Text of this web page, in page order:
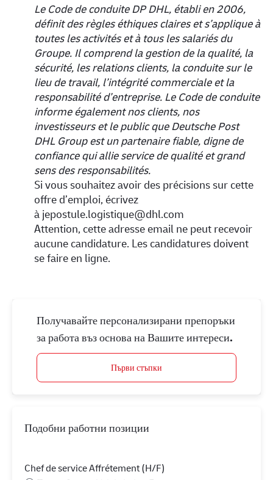
Le Code de conduite DP DHL, établi en 2006,
définit des règles éthiques claires et s’applique à
toutes les activités et à tous les salariés du
Groupe. Il comprend la gestion de la qualité, la
sécurité, les relations clients, la conduite sur le
lieu de travail, l’intégrité commerciale et la
responsabilité d’entreprise. Le Code de conduite
informe également nos clients, nos
investisseurs et le public que Deutsche Post
DHL Group est un partenaire fiable, digne de
confiance qui allie service de qualité et grand
sens des responsabilités.
Si vous souhaitez avoir des précisions sur cette
offre d’emploi, écrivez
àjepostule.logistique@dhl.com
Attention, cette adresse email ne peut recevoir
aucune candidature. Les candidatures doivent
se faire en ligne.
Получавайте персонализирани препоръки
за работа въз основа на Вашите интереси.
Първи стъпки
Подобни работни позиции
Chef de service Affrétement (H/F)